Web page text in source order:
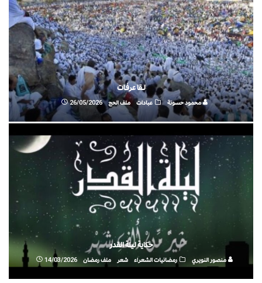
لــقا عرفـات
محمود حسونة عبادات ملف الحج 26/05/2026
حكاية ليلة القدر
منصور النويري رمضانيات الشعراء شعر ملف رمضان 14/03/2026